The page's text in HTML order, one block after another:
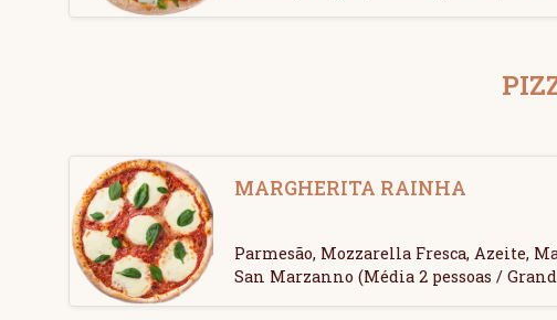
MARGHERITA RAINHA
Parmesão, Mozzarella Fresca, Azeite,
San Marzanno (Média 2 pessoas /